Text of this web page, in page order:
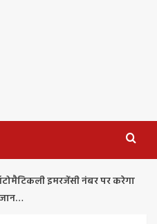
इमरजेंसी नंबर पर करेगा